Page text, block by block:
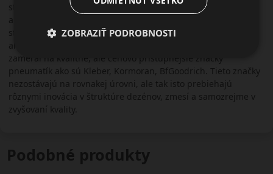
strednú a vyššiu triedu vozidiel, úžitkové (commercial)
automobily, vozidlá SUV, 4x4, kamióny a poľnohospodárske
stroje. Koncern Michelin ale nezabúda ani na lacnejšie
alternatívy svojich produktov. V tomto segmente sa koncern
zameral na kvalitné, ale cenovo prístupnejšie značky
pneumatík ako sú Kleber, Kormoran, BfGoodrich. Tieto značky
nezostávajú na rovnakej úrovni, ale tak isto prebiehajú
rôznymi inovácia v štruktúre dezénov, zmesí a samozrejme v
zvyšovaní kvality.
Podobné produkty
ZOBRAZIŤ PODROBNOSTI